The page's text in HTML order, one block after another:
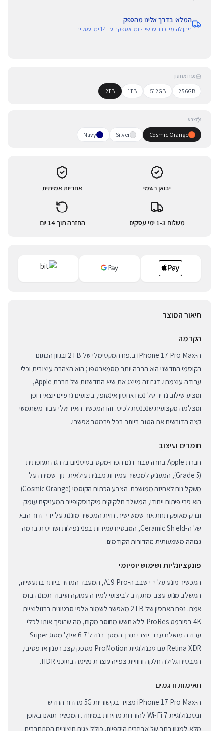
המלאי בדרך אלינו מהספק
ניתן להזמין כבר עכשיו · זמן אספקה עד 14 ימי עסקים
נפח אחסון
256GB
512GB
1TB
2TB
צבע
Cosmic Orange
Silver
Navy
יבואן רשמי אחריות אמיתית
משלוח 1-3 ימי עסקים החזרה תוך 14 יום
תיאור המוצר
הקדמה
ה-iPhone 17 Pro Max בנפח המקסימלי של 2TB ובגוון הכתום
הקוסמי החדשני הוא הרבה יותר מסמארטפון; הוא הצהרה עיצובית וכלי
עבודה עוצמתי. דגם זה מייצג את שיא החדשנות של חברת Apple,
ומציע שילוב נדיר של נפח אחסון אינסופי, ביצועים גרפיים יוצאי דופן
ומצלמה מקצועית שנכנסת לכיס. זהו המכשיר האידיאלי עבור משתמשי
קצה הדורשים את הטוב ביותר בכל פרמטר אפשרי.
חומרים ועיצוב
חברת Apple בחרה עבור דגם הפרו-מקס בטיטניום בדרגה תעופתית
(Grade 5), המעניק למכשיר עמידות מבנית עילאית תוך שמירה על
משקל נוח לאחיזה ממושכת. הצבע הכתום הקוסמי (Cosmic Orange)
הוא פרי פיתוח ייחודי, המשלב חלקיקים מיקרוסקופיים המעניקים עומק
וברק מאופק תחת אור שמש ישיר. חזית המכשיר מוגנת על ידי הדור הבא
של ה-Ceramic Shield, המבטיח עמידות בפני נפילות ושריטות ברמה
גבוהה משמעותית מהדורות הקודמים.
פונקציונליות ושימוש יומיומי
המכשיר מונע על ידי שבב ה-A19 Pro, המעבד המהיר ביותר בתעשייה,
המשלב מנוע עצבי מתקדם לביצועי למידה עמוקה ועיבוד תמונה בזמן
אמת. נפח האחסון של 2TB מאפשר לשמור אלפי סרטונים ברזולוציית
4K בפורמט ProRes ללא חשש מחוסר מקום, מה שהופך אותו לכלי
עבודה מושלם עבור יוצרי תוכן. המסך בגודל 6.7 אינץ' מסוג Super
Retina XDR עם טכנולוגיית ProMotion מספק קצב רענון אדפטיבי,
המבטיח גלילה חלקה וחוויית צפייה עוצרת נשימה בתוכני HDR.
תאימות ודגמים
ה-iPhone 17 Pro Max מצויד בקישוריות 5G מהדור החדש
ובטכנולוגיית Wi-Fi 7 להורדות מהירות במיוחד. המכשיר תואם באופן
מלא למגוון רחב של אביזרים היקפיים, כולל צגים חיצוניים המתחברים